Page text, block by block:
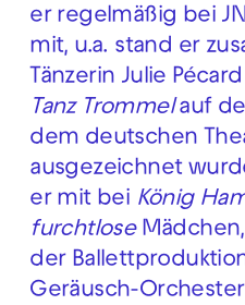
er regelmäßig bei
mit, u.a. stand er
Tänzerin Julie
Tanz Trommelauf
dem deutschen
ausgezeichnet
er mit bei König
furchtloseMädchen,
der
Geräusch-